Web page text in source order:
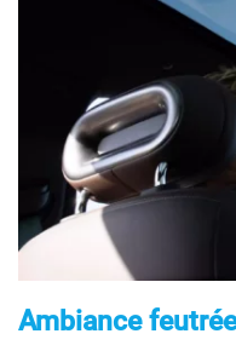
Ambiance